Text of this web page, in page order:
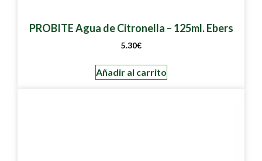
PROBITE Agua de Citronella – 125ml. Ebers
5.30€
Añadir al carrito